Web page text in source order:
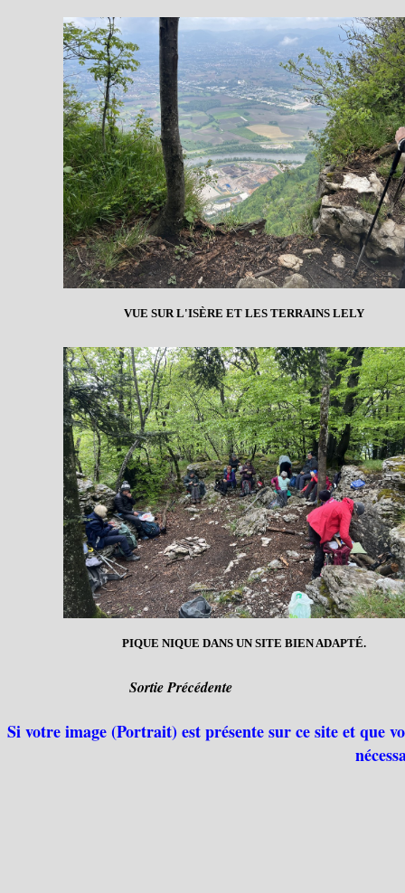
VUE SUR L'ISÈRE ET LES TERRAINS LELY
PIQUE NIQUE DANS UN SITE BIEN ADAPTÉ.
Sortie Précédente
Si votre image (Portrait) est présente sur ce site et que